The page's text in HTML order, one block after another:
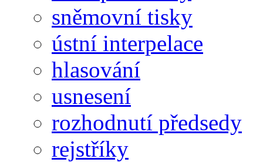
sněmovní tisky
ústní interpelace
hlasování
usnesení
rozhodnutí předsedy
rejstříky